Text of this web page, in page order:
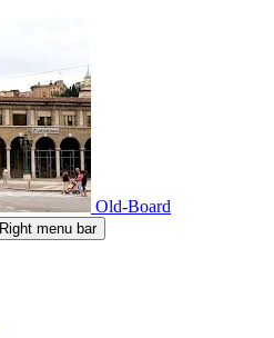
Old-Board
Right menu bar